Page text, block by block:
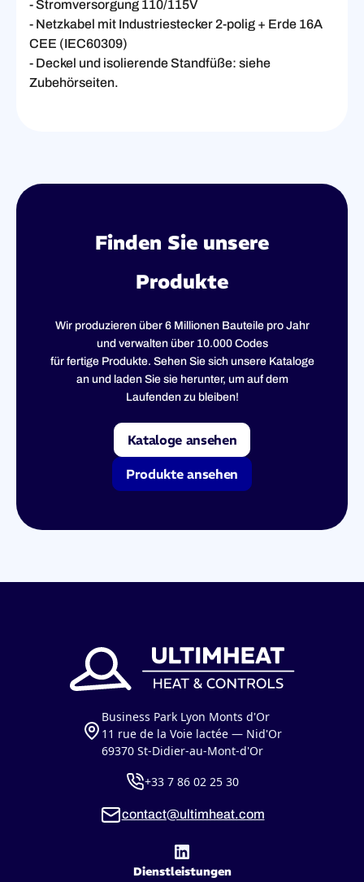
- Stromversorgung 110/115V
- Netzkabel mit Industriestecker 2-polig + Erde 16A
CEE (IEC60309)
- Deckel und isolierende Standfüße: siehe
Zubehörseiten.
Finden Sie unsere
Produkte
Wir produzieren über 6 Millionen Bauteile pro Jahr
und verwalten über 10.000 Codes
für fertige Produkte. Sehen Sie sich unsere Kataloge
an und laden Sie sie herunter, um auf dem
Laufenden zu bleiben!
Kataloge ansehen
Produkte ansehen
Business Park Lyon Monts d'Or
11 rue de la Voie lactée — Nid'Or
69370 St-Didier-au-Mont-d'Or
+33 7 86 02 25 30
contact@ultimheat.com
Dienstleistungen